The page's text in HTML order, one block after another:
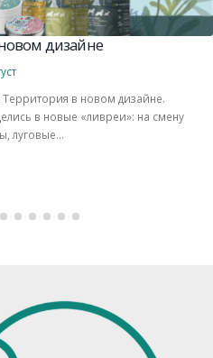
дизайне
в новом дизайне.
в новые «ливреи»: на смену
луговые...